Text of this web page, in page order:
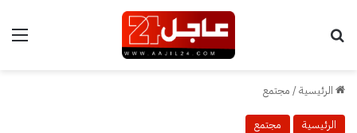
الرئيسية/ مجتمع
الرئيسية مجتمع